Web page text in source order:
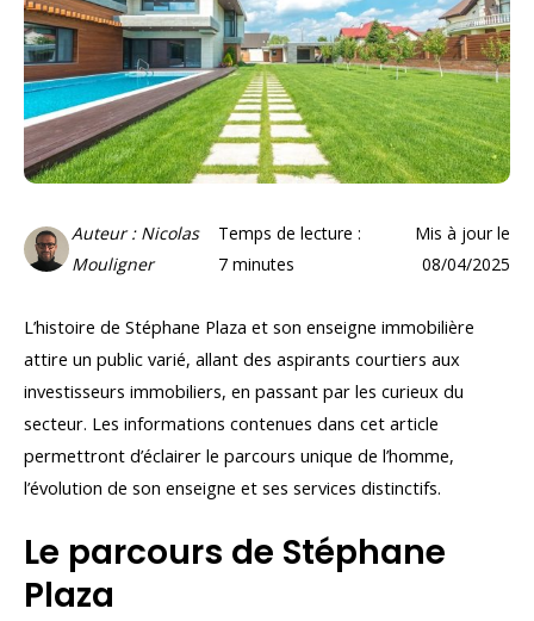
Auteur : Nicolas
Mouligner
Temps de lecture :
7minutes
Mis à jour le
08/04/2025
L’histoire de Stéphane Plaza et son enseigne immobilière
attire un public varié, allant des aspirants courtiers aux
investisseurs immobiliers, en passant par les curieux du
secteur. Les informations contenues dans cet article
permettront d’éclairer le parcours unique de l’homme,
l’évolution de son enseigne et ses services distinctifs.
Le parcours de Stéphane
Plaza